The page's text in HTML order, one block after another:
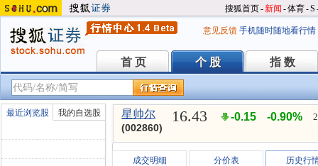
搜狐首页-新闻 -体育-S
意见反馈 手机随时随地看行情
首 页
首 页 个 股
个 股 指 数
指 数
最近浏览股 我的自选股 星帅尔
(002860)
16.43 -0.15 -0.90%
成交明细 分价表 历史行